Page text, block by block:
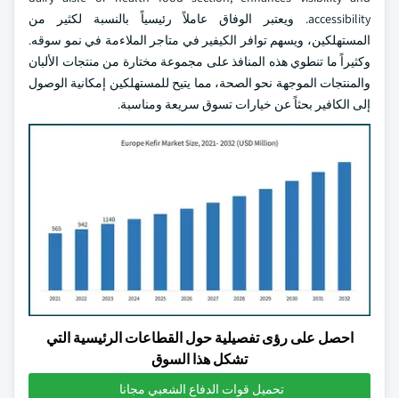
accessibility. ويعتبر الوفاق عاملاً رئيسياً بالنسبة لكثير من
المستهلكين، ويسهم توافر الكيفير في متاجر الملاءمة في نمو سوقه.
وكثيراً ما تنطوي هذه المنافذ على مجموعة مختارة من منتجات الألبان
والمنتجات الموجهة نحو الصحة، مما يتيح للمستهلكين إمكانية الوصول
إلى الكافير بحثاً عن خيارات تسوق سريعة ومناسبة.
احصل على رؤى تفصيلية حول القطاعات الرئيسية التي
تشكل هذا السوق
تحميل قوات الدفاع الشعبي مجانا